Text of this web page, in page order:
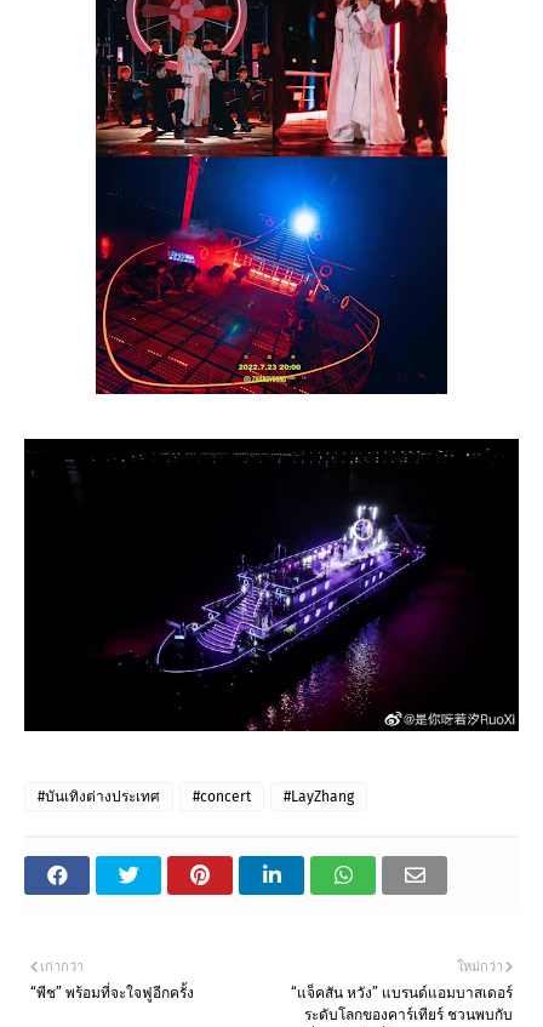
#บันเทิงต่างประเทศ #concert #LayZhang
ใหม่กว่า
“แจ็คสัน หวัง” แบรนด์แอมบาสเดอร์
ระดับโลกของคาร์เทียร์ ชวนพบกับ
เก่ากว่า
“พีช” พร้อมที่จะใจฟูอีกครั้ง